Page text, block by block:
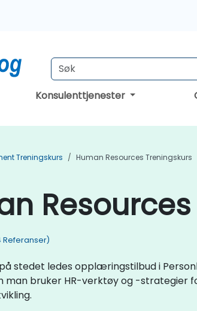
Konsulenttjenester
Treningskurs Human Resources Treningskurs
Referanser)
stedet ledes opplæringstilbud i
man bruker HR-verktøy og -strategier